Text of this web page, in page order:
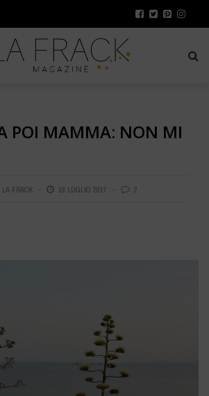
POI MAMMA: NON MI
LA FRACK 19 LUGLIO 2017 2